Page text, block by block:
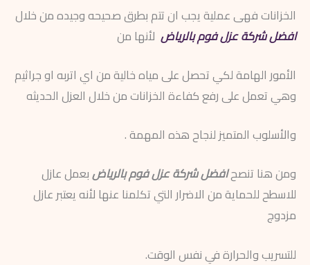
الخزانات فهى عملية يجب ان تتم بطرق صحيحه وجيده من خلال
افضل شركة عزل فوم بالرياض لأنها من
الأمور الهامة لكي تحصل على مياه خالية من اي اتربه او جراثيم
وهي تعمل على رفع كفاءة الخزانات من خلال العزل الحديثه
والأسلوب المتميز لنجاح هذه المهمة .
ومن هنا تنصحافضل شركة عزل فوم بالرياضبعمل عازل
للاسطح للحماية من الاضرار التي تكلمنا عنها لأنه يعتبر عازل
مزدوج
للتسريب والحرارة في نفس الوقت.